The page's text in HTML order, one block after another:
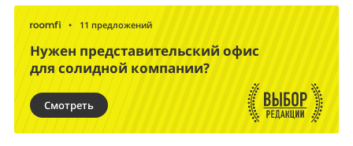
• 11 предложений
Нужен представительский офис
для солидной компании?
Смотреть